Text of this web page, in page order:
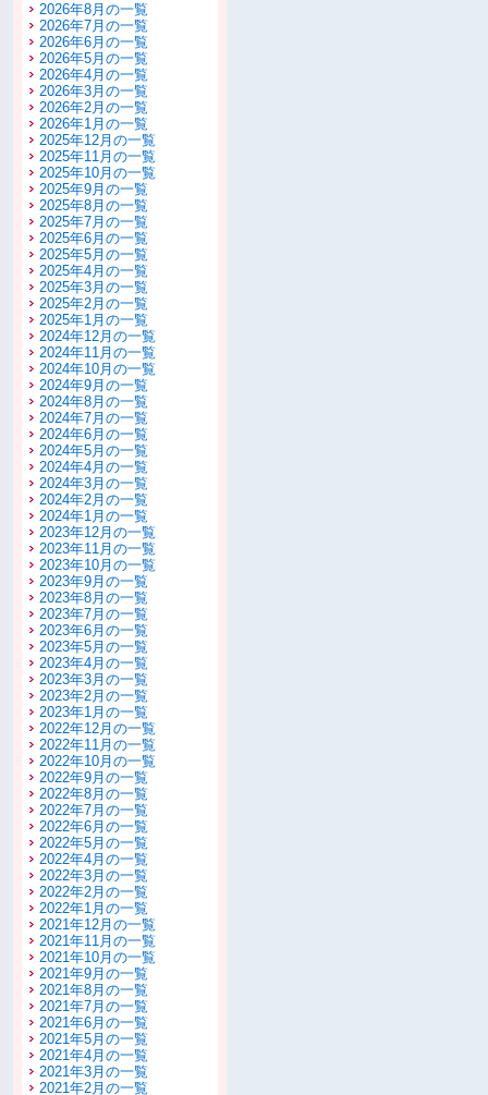
2026年8月の一覧
2026年7月の一覧
2026年6月の一覧
2026年5月の一覧
2026年4月の一覧
2026年3月の一覧
2026年2月の一覧
2026年1月の一覧
2025年12月の一覧
2025年11月の一覧
2025年10月の一覧
2025年9月の一覧
2025年8月の一覧
2025年7月の一覧
2025年6月の一覧
2025年5月の一覧
2025年4月の一覧
2025年3月の一覧
2025年2月の一覧
2025年1月の一覧
2024年12月の一覧
2024年11月の一覧
2024年10月の一覧
2024年9月の一覧
2024年8月の一覧
2024年7月の一覧
2024年6月の一覧
2024年5月の一覧
2024年4月の一覧
2024年3月の一覧
2024年2月の一覧
2024年1月の一覧
2023年12月の一覧
2023年11月の一覧
2023年10月の一覧
2023年9月の一覧
2023年8月の一覧
2023年7月の一覧
2023年6月の一覧
2023年5月の一覧
2023年4月の一覧
2023年3月の一覧
2023年2月の一覧
2023年1月の一覧
2022年12月の一覧
2022年11月の一覧
2022年10月の一覧
2022年9月の一覧
2022年8月の一覧
2022年7月の一覧
2022年6月の一覧
2022年5月の一覧
2022年4月の一覧
2022年3月の一覧
2022年2月の一覧
2022年1月の一覧
2021年12月の一覧
2021年11月の一覧
2021年10月の一覧
2021年9月の一覧
2021年8月の一覧
2021年7月の一覧
2021年6月の一覧
2021年5月の一覧
2021年4月の一覧
2021年3月の一覧
2021年2月の一覧